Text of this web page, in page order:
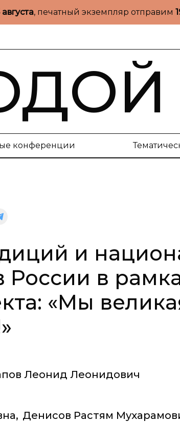
августа, печатный экземпляр отправим
конференции
и
России в
«Мы
Леонид Леонидович
, Денисов Растям